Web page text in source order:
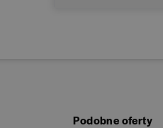
Podobne oferty